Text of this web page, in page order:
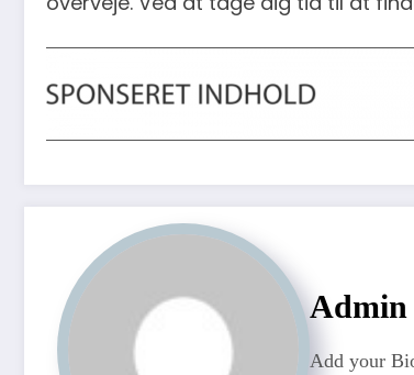
Admin
Add your